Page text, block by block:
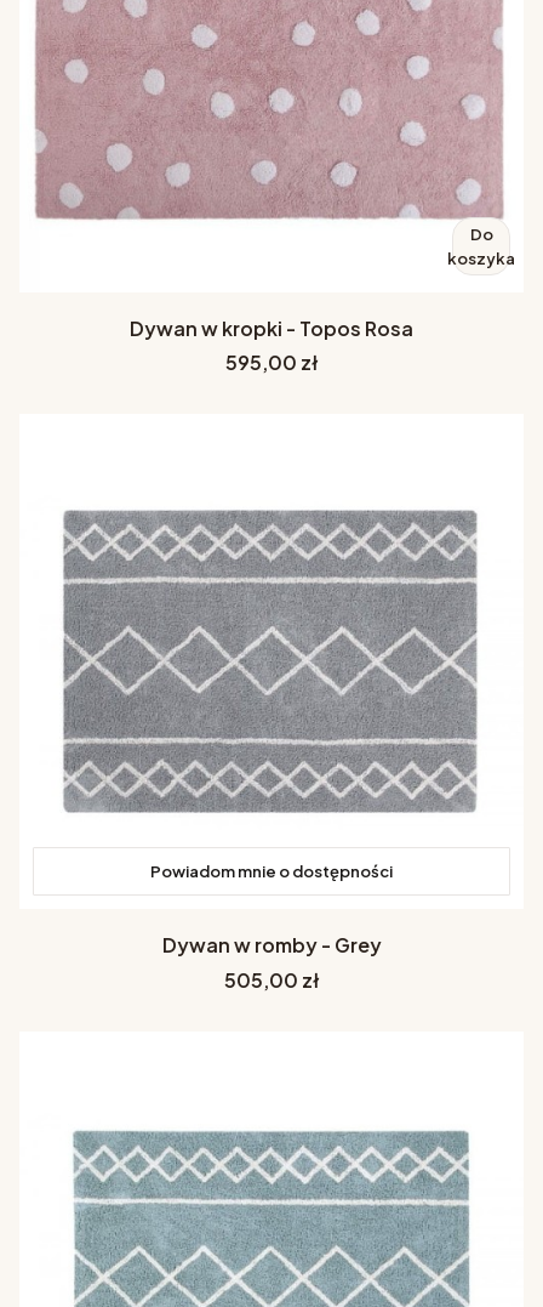
Do
koszyka
Dywan w kropki - Topos Rosa
Cena
595,00 zł
Powiadom mnie o dostępności
Dywan w romby - Grey
Cena
505,00 zł